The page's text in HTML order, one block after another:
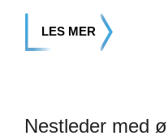
LES MER
Nestleder med